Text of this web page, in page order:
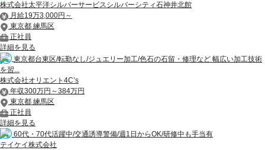
株式会社太平洋シルバーサービスシルバーシティ石神井北館
月給19万3,000円～
東京都 練馬区
正社員
詳細を見る
東京都台東区/転勤なし/ジュエリー加工/色石の石留・修理など 幅広い加工技術
を習...
株式会社オリエント4C’s
年収300万円～384万円
東京都 練馬区
正社員
詳細を見る
60代・70代活躍中/交通誘導警備/週1日からOK/研修中も手当有
テイケイ株式会社